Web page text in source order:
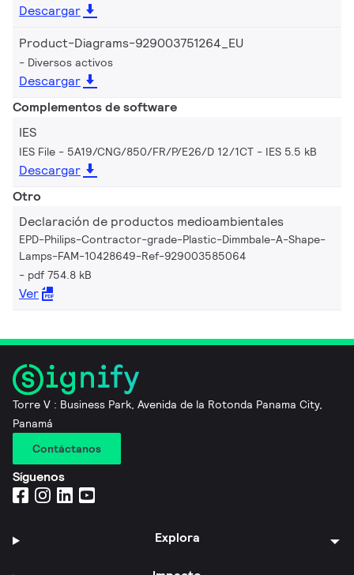
Descargar
Product-Diagrams-929003751264_EU
Diversos activos
Descargar
Complementos de software
IES
IES File - 5A19/CNG/850/FR/P/E26/D 12/1CT IES 5.5 kB
Descargar
Otro
Declaración de productos medioambientales
EPD-Philips-Contractor-grade-Plastic-Dimmbale-A-Shape-
Lamps-FAM-10428649-Ref-929003585064
pdf 754.8 kB
Ver
Torre V : Business Park, Avenida de la Rotonda Panama City,
Panamá
Contáctanos
Síguenos
Explora